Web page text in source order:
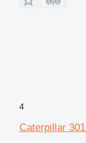
4
Caterpillar